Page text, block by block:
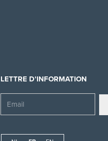
LETTRE D’INFORMATION
Email